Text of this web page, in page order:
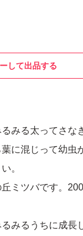
して出品する
みる太ってさな
に混じって幼虫
。
ミツバです。
みるうちに成長